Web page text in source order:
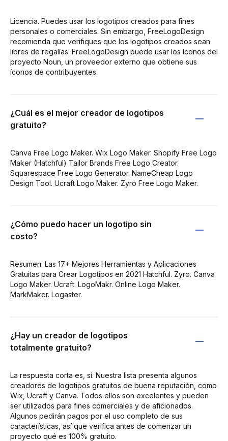
Licencia. Puedes usar los logotipos creados para fines
personales o comerciales. Sin embargo, FreeLogoDesign
recomienda que verifiques que los logotipos creados sean
libres de regalías. FreeLogoDesign puede usar los íconos del
proyecto Noun, un proveedor externo que obtiene sus
íconos de contribuyentes.
¿Cuál es el mejor creador de logotipos
gratuito?
Canva Free Logo Maker. Wix Logo Maker. Shopify Free Logo
Maker (Hatchful) Tailor Brands Free Logo Creator.
Squarespace Free Logo Generator. NameCheap Logo
Design Tool. Ucraft Logo Maker. Zyro Free Logo Maker.
¿Cómo puedo hacer un logotipo sin
costo?
Resumen: Las 17+ Mejores Herramientas y Aplicaciones
Gratuitas para Crear Logotipos en 2021 Hatchful. Zyro. Canva
Logo Maker. Ucraft. LogoMakr. Online Logo Maker.
MarkMaker. Logaster.
¿Hay un creador de logotipos
totalmente gratuito?
La respuesta corta es, sí. Nuestra lista presenta algunos
creadores de logotipos gratuitos de buena reputación, como
Wix, Ucraft y Canva. Todos ellos son excelentes y pueden
ser utilizados para fines comerciales y de aficionados.
Algunos pedirán pagos por el uso completo de sus
características, así que verifica antes de comenzar un
proyecto qué es 100% gratuito.